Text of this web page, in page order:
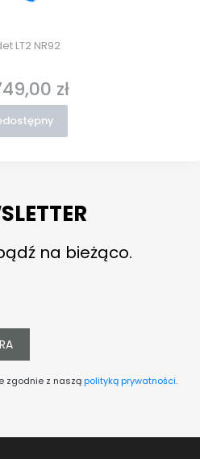
LT2 NR92
zł
na bieżąco.
zgodnie z nasząpolityką prywatności.